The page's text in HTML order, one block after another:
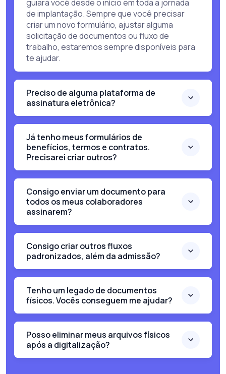
guiará você desde o início em toda a jornada
de implantação. Sempre que você precisar
criar um novo formulário, ajustar alguma
solicitação de documentos ou fluxo de
trabalho, estaremos sempre disponíveis para
te ajudar.
Preciso de alguma plataforma de
assinatura eletrônica?
Já tenho meus formulários de
benefícios, termos e contratos.
Precisarei criar outros?
Consigo enviar um documento para
todos os meus colaboradores
assinarem?
Consigo criar outros fluxos
padronizados, além da admissão?
Tenho um legado de documentos
físicos. Vocês conseguem me ajudar?
Posso eliminar meus arquivos físicos
após a digitalização?